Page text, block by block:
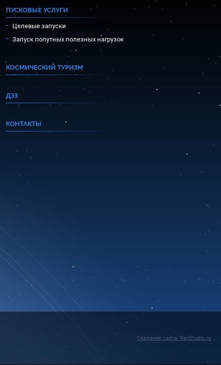
ПУСКОВЫЕ УСЛУГИ
Целевые запуски
Запуск попутных полезных нагрузок
КОСМИЧЕСКИЙ ТУРИЗМ
ДЗЗ
КОНТАКТЫ
Создание сайта: RayStudio.ru